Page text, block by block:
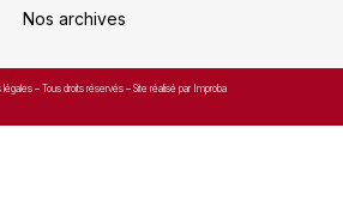
Nos archives
légales – Tous droits réservés – Site réalisé par Improba